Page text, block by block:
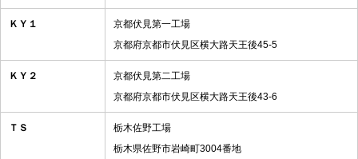
ＫＹ１
京都伏見第一工場
京都府京都市伏見区横大路天王後45-5
ＫＹ２
京都伏見第二工場
京都府京都市伏見区横大路天王後43-6
ＴＳ
栃木佐野工場
栃木県佐野市岩崎町3004番地